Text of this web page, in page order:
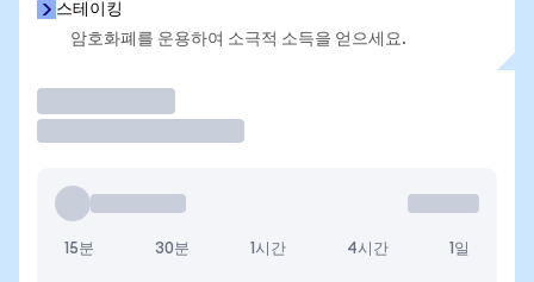
스테이킹
암호화폐를 운용하여 소극적 소득을 얻으세요.
15분 30분 1시간 4시간 1일